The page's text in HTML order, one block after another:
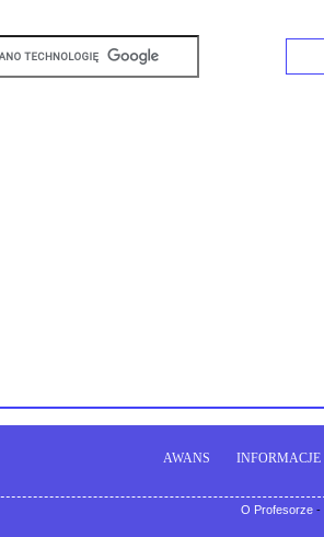
AWANS INFORMACJE
O Profesorze-